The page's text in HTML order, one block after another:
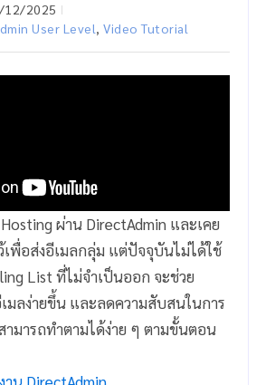
12/2025
User Level, Video Tutorial
ผ่าน DirectAdmin และเคย
เพื่อส่งอีเมลกลุ่ม แต่ปัจจุบันไม่ได้ใช้
List ที่ไม่จำเป็นออก จะช่วย
มลง่ายขึ้น และลดความสับสนในการ
ามารถทำตามได้ง่าย ๆ ตามขั้นตอน